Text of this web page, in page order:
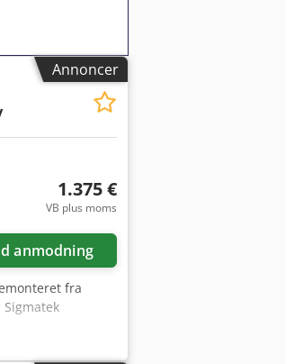
Annoncer
Anmod om flere
1.375 €
VB plus moms
anmodning
fra